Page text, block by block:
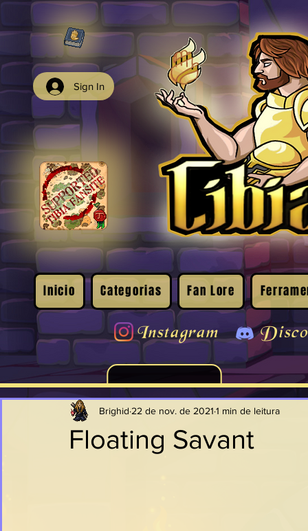
Sign In
Inicio Categorias Fan Lore
Instagram
Floating Savant
Brighid 22 de nov. de 2021 1 min de leitura